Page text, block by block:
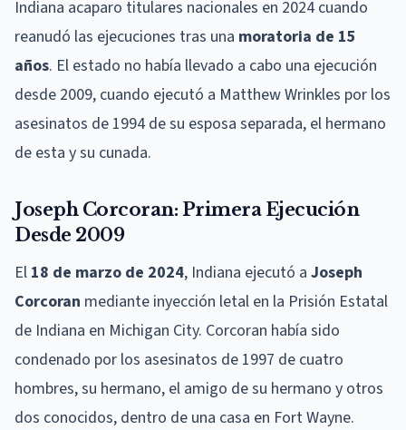
Indiana acaparo titulares nacionales en 2024 cuando
reanudó las ejecuciones tras una moratoria de 15
años. El estado no había llevado a cabo una ejecución
desde 2009, cuando ejecutó a Matthew Wrinkles por los
asesinatos de 1994 de su esposa separada, el hermano
de esta y su cunada.
Joseph Corcoran: Primera Ejecución
Desde 2009
El 18 de marzo de 2024, Indiana ejecutó a Joseph
Corcoran mediante inyección letal en la Prisión Estatal
de Indiana en Michigan City. Corcoran había sido
condenado por los asesinatos de 1997 de cuatro
hombres, su hermano, el amigo de su hermano y otros
dos conocidos, dentro de una casa en Fort Wayne.